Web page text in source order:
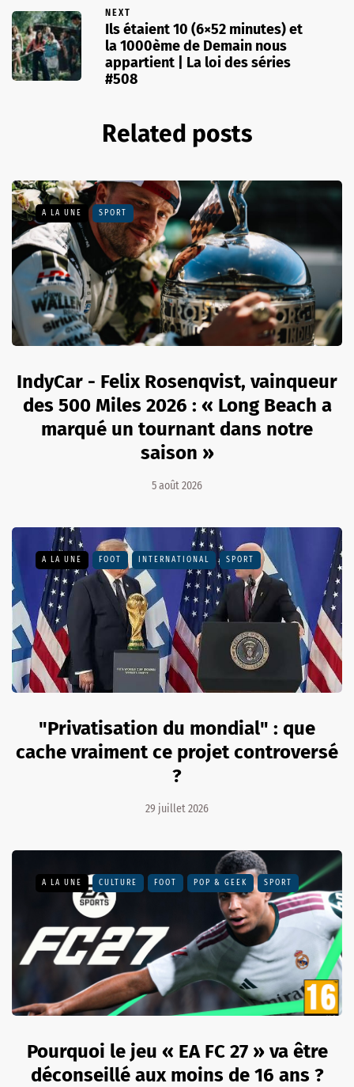
NEXT
Ils étaient 10 (6×52 minutes) et
la 1000ème de Demain nous
appartient | La loi des séries
#508
Related posts
A LA UNE SPORT
IndyCar - Felix Rosenqvist, vainqueur
des 500 Miles 2026 : « Long Beach a
marqué un tournant dans notre
saison »
5 août 2026
A LA UNE FOOT INTERNATIONAL SPORT
"Privatisation du mondial" : que
cache vraiment ce projet controversé
?
29 juillet 2026
A LA UNE CULTURE FOOT POP & GEEK SPORT
Pourquoi le jeu « EA FC 27 » va être
déconseillé aux moins de 16 ans ?